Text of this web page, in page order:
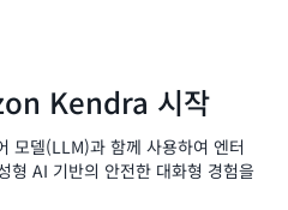
Kendra 시작
델(LLM)과 함께 사용하여 엔터
형 AI 기반의 안전한 대화형 경험을